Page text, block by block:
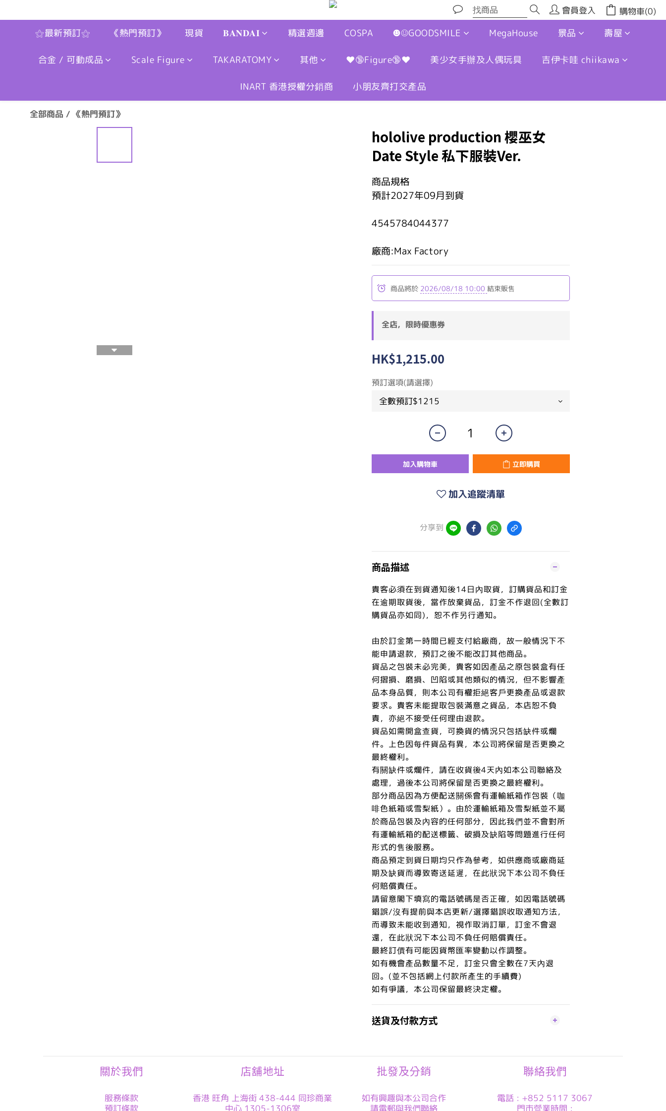
會員登入 購物車(0)
⚝最新預訂⚝ 《熱門預訂》 現貨 𝐁𝐀𝐍𝐃𝐀𝐈 精選週邊 COSPA ☻☺GOODSMILE MegaHouse 景品 壽屋
合金 / 可動成品 Scale Figure TAKARATOMY 其他 ❤🔞Figure🔞❤ 美少女手辦及人偶玩具 吉伊卡哇 chiikawa
INART 香港授權分銷商 小朋友齊打交產品
全部商品 / 《熱門預訂》
hololive production 櫻巫女
Date Style 私下服裝Ver.
商品規格
預計2027年09月到貨
4545784044377
廠商:Max Factory
商品將於 2026/08/18 10:00 結束販售
全店，限時優惠券
HK$1,215.00
預訂選項(請選擇)
加入購物車 立即購買
加入追蹤清單
分享到
商品描述
貴客必須在到貨通知後14日內取貨，訂購貨品和訂金
在逾期取貨後，當作放棄貨品，訂金不作退回(全數訂
購貨品亦如同)，恕不作另行通知。
由於訂金第一時間已經支付給廠商，故一般情況下不
能申請退款，預訂之後不能改訂其他商品。
貨品之包裝未必完美，貴客如因產品之原包裝盒有任
何摺損、磨損、凹陷或其他類似的情況，但不影響產
品本身品質，則本公司有權拒絕客戶更換產品或退款
要求。貴客未能提取包裝滿意之貨品，本店恕不負
責，亦絕不接受任何理由退款。
貨品如需開盒查貨，可換貨的情況只包括缺件或爛
件。上色因每件貨品有異，本公司將保留是否更換之
最終權利。
有關缺件或爛件，請在收貨後4天內如本公司聯絡及
處理，過後本公司將保留是否更換之最終權利。
部分商品因為方便配送關係會有運輸紙箱作包裝（咖
啡色紙箱或雪梨紙）。由於運輸紙箱及雪梨紙並不屬
於商品包裝及內容的任何部分，因此我們並不會對所
有運輸紙箱的配送標籤、破損及缺陷等問題進行任何
形式的售後服務。
商品預定到貨日期均只作為參考，如供應商或廠商延
期及缺貨而導致寄送延遲，在此狀況下本公司不負任
何賠償責任。
請留意閣下填寫的電話號碼是否正確，如因電話號碼
錯誤/沒有提前與本店更新/選擇錯誤收取通知方法，
而導致未能收到通知，視作取消訂單，訂金不會退
還，在此狀況下本公司不負任何賠償責任。
最終訂價有可能因貨幣匯率變動以作調整。
如有機會產品數量不足，訂金只會全數在7天內退
回。(並不包括網上付款所產生的手續費)
如有爭議，本公司保留最終決定權。
送貨及付款方式
關於我們
服務條款
預訂條款
店舖地址
香港 旺角 上海街 438-444 同珍商業
中心 1305-1306室
批發及分銷
如有興趣與本公司合作
請電郵與我們聯絡
聯絡我們
電話 : +852 5117 3067
門市營業時間 :